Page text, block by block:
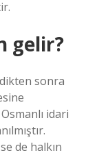
gelir?
sonra
idari
de halkın